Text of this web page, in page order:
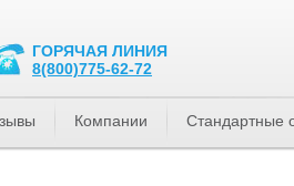
ГОРЯЧАЯ ЛИНИЯ
8(800)775-62-72
Компании Стандартные